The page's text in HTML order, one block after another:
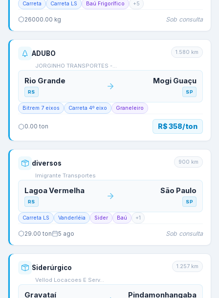
Carreta Carreta LS Baú Frigorífico +5
26000.00 kg Sob consulta
ADUBO
JORGINHO TRANSPORTES -…
1.580 km
Rio Grande
RS
Mogi Guaçu
SP
Bitrem 7 eixos Carreta 4º eixo Graneleiro
0.00 ton R$ 358/ton
diversos
Imigrante Transportes
900 km
Lagoa Vermelha
RS
São Paulo
SP
Carreta LS Vanderléia Sider Baú +1
29.00 ton 5 ago Sob consulta
Siderúrgico
Vellod Locacoes E Serv…
1.257 km
Gravataí Pindamonhangaba